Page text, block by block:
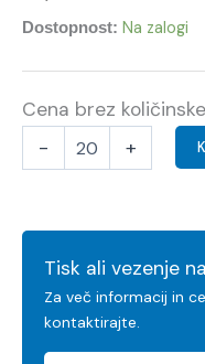
Dostopnost: Na zalogi
Cena brez
- +
Tisk ali vezenje
Za več informacij in
kontaktirajte.